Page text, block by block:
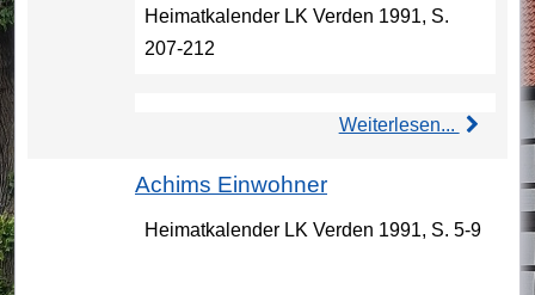
Heimatkalender LK Verden 1991, S.
207-212
Weiterlesen...
Achims Einwohner
Heimatkalender LK Verden 1991, S. 5-9